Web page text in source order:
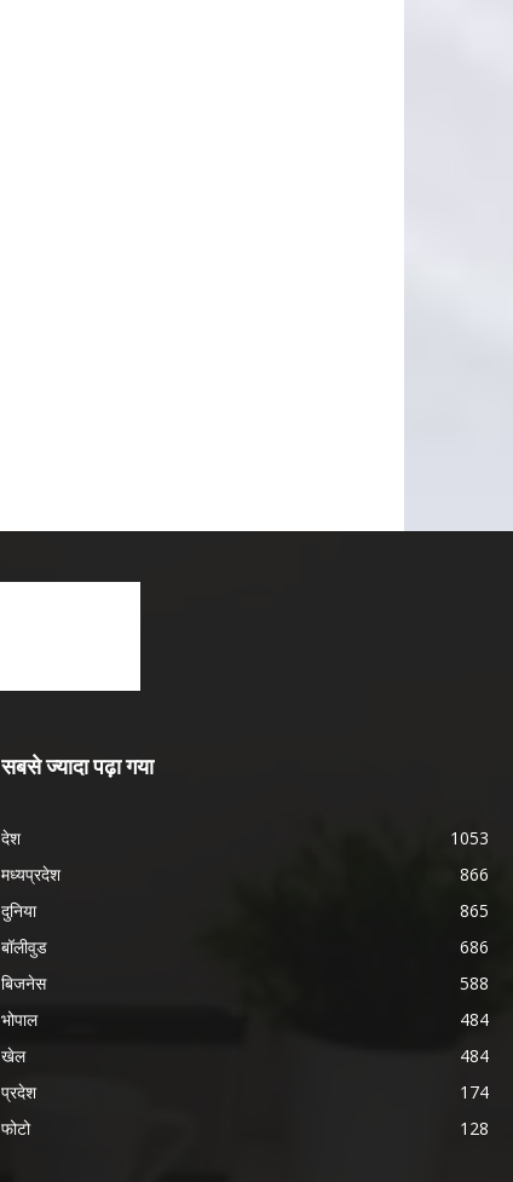
सबसे ज्यादा पढ़ा गया
देश
1053
मध्यप्रदेश
866
दुनिया
865
बॉलीवुड
686
बिजनेस
588
भोपाल
484
खेल
484
प्रदेश
174
फोटो
128